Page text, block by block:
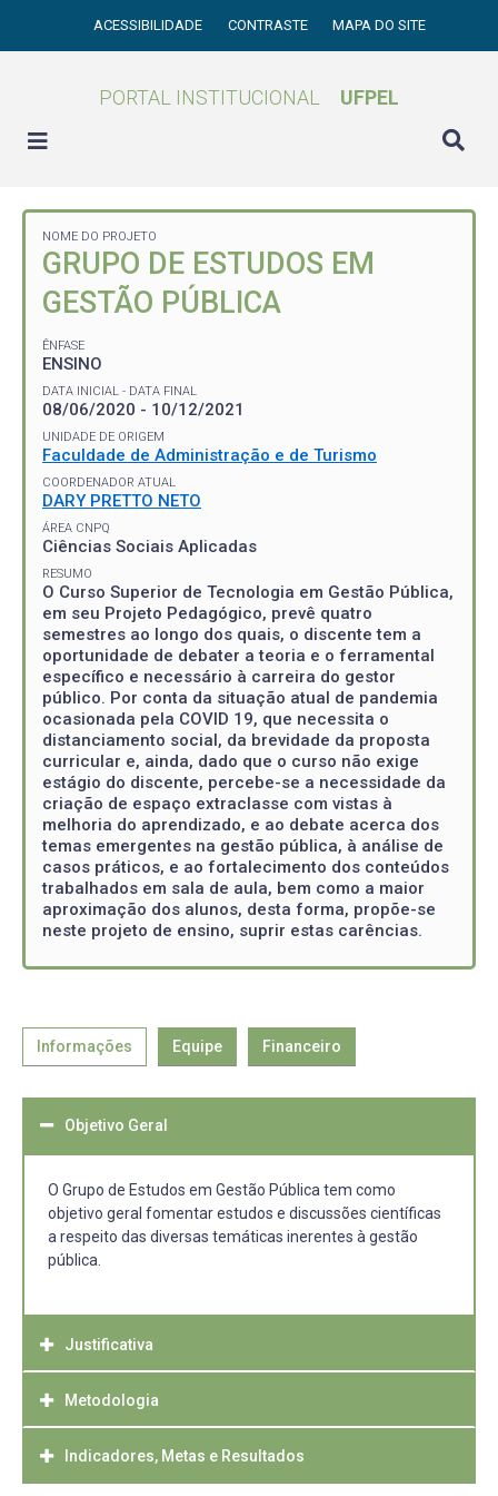
ACESSIBILIDADE CONTRASTE MAPA DO SITE
PORTAL INSTITUCIONAL UFPEL
NOME DO PROJETO
GRUPO DE ESTUDOS EM
GESTÃO PÚBLICA
ÊNFASE
ENSINO
DATA INICIAL - DATA FINAL
08/06/2020 - 10/12/2021
UNIDADE DE ORIGEM
Faculdade de Administração e de Turismo
COORDENADOR ATUAL
DARY PRETTO NETO
ÁREA CNPQ
Ciências Sociais Aplicadas
RESUMO
O Curso Superior de Tecnologia em Gestão Pública,
em seu Projeto Pedagógico, prevê quatro
semestres ao longo dos quais, o discente tem a
oportunidade de debater a teoria e o ferramental
específico e necessário à carreira do gestor
público. Por conta da situação atual de pandemia
ocasionada pela COVID 19, que necessita o
distanciamento social, da brevidade da proposta
curricular e, ainda, dado que o curso não exige
estágio do discente, percebe-se a necessidade da
criação de espaço extraclasse com vistas à
melhoria do aprendizado, e ao debate acerca dos
temas emergentes na gestão pública, à análise de
casos práticos, e ao fortalecimento dos conteúdos
trabalhados em sala de aula, bem como a maior
aproximação dos alunos, desta forma, propõe-se
neste projeto de ensino, suprir estas carências.
Informações Equipe Financeiro
Objetivo Geral
O Grupo de Estudos em Gestão Pública tem como
objetivo geral fomentar estudos e discussões científicas
a respeito das diversas temáticas inerentes à gestão
pública.
Justificativa
O Grupo de Estudos em Gestão Pública se postula como
um espaço aberto para discussão dos diversos temas
relacionados à gestão pública e à sociedade
Metodologia
Em sua dinâmica de funcionamento, o Grupo de Estudos
prevê encontros semanais de uma hora e meia. A
Indicadores, Metas e Resultados